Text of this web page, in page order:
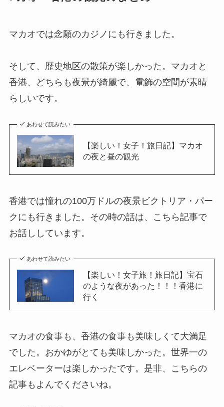
マカオでは念願のカジノにも行きました。
そして、歴史地区の散策が楽しかった。マカオと
香港、どちらも夜景が綺麗で、電飾の空間が素晴
らしいです。
あわせて読みたい
【楽しい！女子！旅日記】マカオ
の夜と昼の観光
香港では憧れの100万ドルの夜景ビクトリア・パー
クにも行きました。その時の話は、こちら記事で
お話ししています。
あわせて読みたい
【楽しい！女子旅！旅日記】宝石
のような夜があった！！！香港に
行く
マカオの食事も、香港の食事も美味しくて大満足
でした。おかゆがとても美味しかった。世界一の
エレベーターは楽しかったです。是非、こちらの
記事もよんでくださいね。